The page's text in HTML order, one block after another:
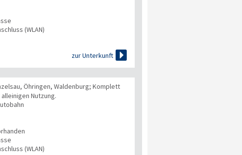
(WLAN)
zur Unterkunft

Öhringen, Waldenburg; Komplett
Nutzung.
(WLAN)